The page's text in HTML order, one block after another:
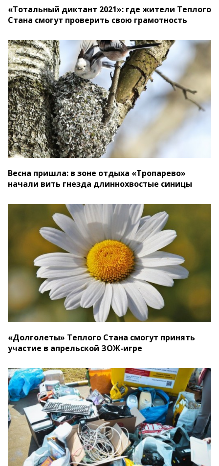
«Тотальный диктант 2021»: где жители Теплого
Стана смогут проверить свою грамотность
Весна пришла: в зоне отдыха «Тропарево»
начали вить гнезда длиннохвостые синицы
«Долголеты» Теплого Стана смогут принять
участие в апрельской ЗОЖ-игре